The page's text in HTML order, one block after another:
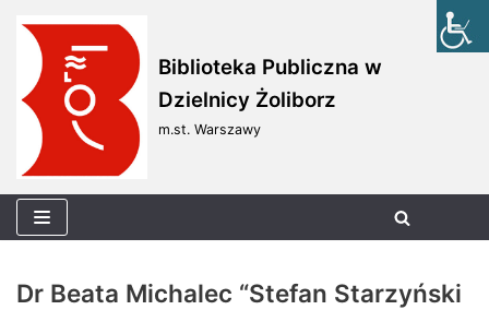
Skocz
do
treści
Biblioteka Publiczna w
Dzielnicy Żoliborz
m.st. Warszawy
Dr Beata Michalec “Stefan Starzyński